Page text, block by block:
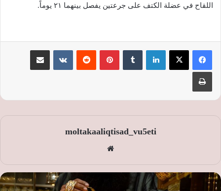
اللقاح في عضلة الكتف على جرعتين يفصل بينهما ٢١ يوماً.
لينكدإن بينتيريست
moltakaaliqtisad_vu5eti
الوي